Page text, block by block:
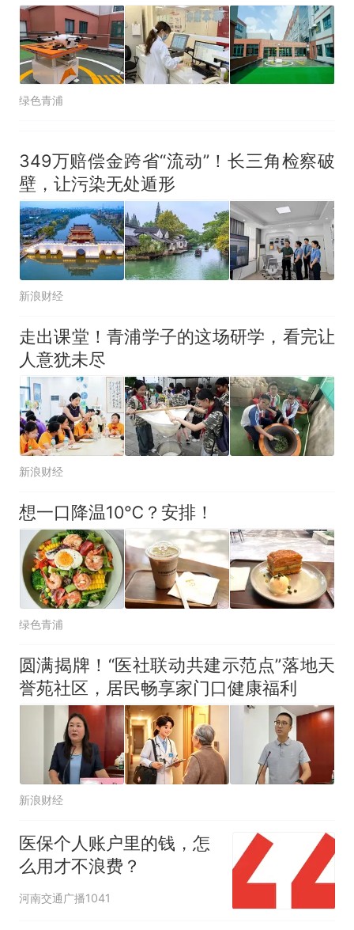
绿色青浦
349万赔偿金跨省“流动”！长三角检察破
壁，让污染无处遁形
新浪财经
走出课堂！青浦学子的这场研学，看完让
人意犹未尽
新浪财经
想一口降温10℃？安排！
绿色青浦
圆满揭牌！“医社联动共建示范点”落地天
誉苑社区，居民畅享家门口健康福利
新浪财经
医保个人账户里的钱，怎
么用才不浪费？
河南交通广播1041